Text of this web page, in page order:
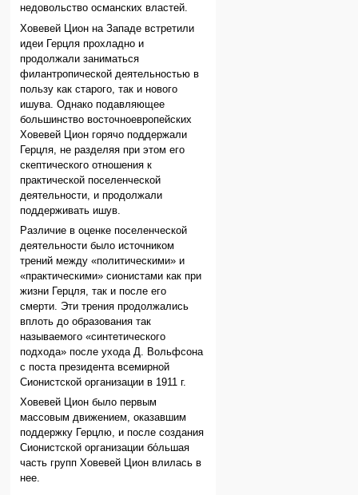
недовольство османских властей.
Ховевей Цион на Западе встретили
идеи Герцля прохладно и
продолжали заниматься
филантропической деятельностью в
пользу как старого, так и нового
ишува. Однако подавляющее
большинство восточноевропейских
Ховевей Цион горячо поддержали
Герцля, не разделяя при этом его
скептического отношения к
практической поселенческой
деятельности, и продолжали
поддерживать ишув.
Различие в оценке поселенческой
деятельности было источником
трений между «политическими» и
«практическими» сионистами как при
жизни Герцля, так и после его
смерти. Эти трения продолжались
вплоть до образования так
называемого «синтетического
подхода» после ухода Д. Вольфсона
с поста президента всемирной
Сионистской организации в 1911 г.
Ховевей Цион было первым
массовым движением, оказавшим
поддержку Герцлю, и после создания
Сионистской организации бо́льшая
часть групп Ховевей Цион влилась в
нее.